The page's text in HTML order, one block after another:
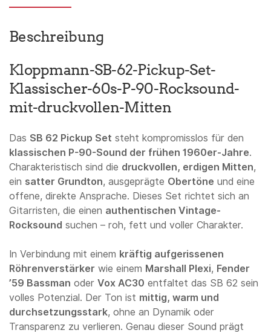
Beschreibung
Kloppmann-SB-62-Pickup-Set-
Klassischer-60s-P-90-Rocksound-
mit-druckvollen-Mitten
Das SB 62 Pickup Set steht kompromisslos für den
klassischen P-90-Sound der frühen 1960er-Jahre.
Charakteristisch sind die druckvollen, erdigen Mitten,
ein satter Grundton, ausgeprägte Obertöne und eine
offene, direkte Ansprache. Dieses Set richtet sich an
Gitarristen, die einen authentischen Vintage-
Rocksound suchen – roh, fett und voller Charakter.
In Verbindung mit einem kräftig aufgerissenen
Röhrenverstärker wie einem Marshall Plexi, Fender
’59 Bassman oder Vox AC30 entfaltet das SB 62 sein
volles Potenzial. Der Ton ist mittig, warm und
durchsetzungsstark, ohne an Dynamik oder
Transparenz zu verlieren. Genau dieser Sound prägt